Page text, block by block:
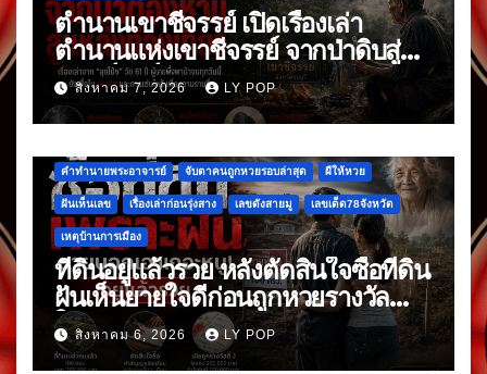
ตำนานเขาชีจรรย์ เปิดเรื่องเล่า
ตำนานแห่งเขาชีจรรย์ จากป่าดิบสู่
แลนด์มาร์กดัง
สิงหาคม 7, 2026 LY POP
คำทำนายพระอาจารย์ จับตาคนถูกหวยรอบล่าสุด ผีให้หวย
ฝันเห็นเลข เรื่องเล่าก่อนรุ่งสาง เลขดังสายมู เลขเด็ด78จังหวัด
เหตุบ้านการเมือง
ที่ดินอยู่แล้วรวย หลังตัดสินใจซื้อที่ดิน
ฝันเห็นยายใจดีก่อนถูกหวยรางวัล
ใหญ่
สิงหาคม 6, 2026 LY POP